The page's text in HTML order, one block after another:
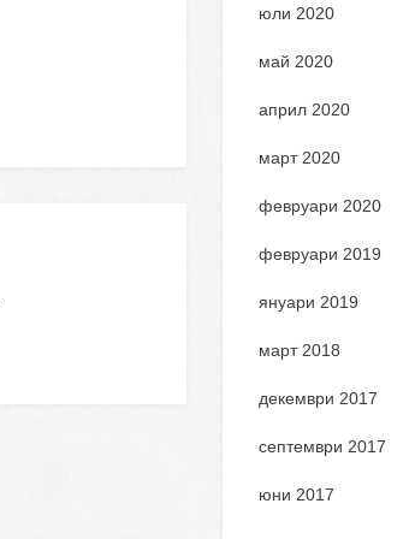
юли 2020
май 2020
април 2020
март 2020
февруари 2020
февруари 2019
януари 2019
март 2018
декември 2017
септември 2017
юни 2017